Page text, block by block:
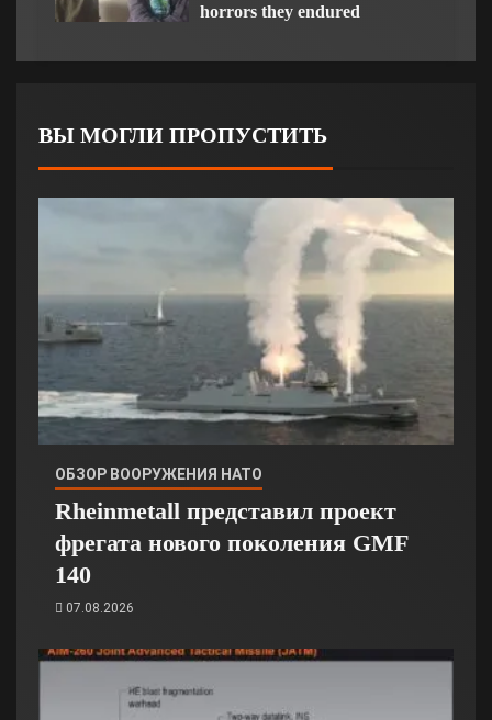
horrors they endured
ВЫ МОГЛИ ПРОПУСТИТЬ
ОБЗОР ВООРУЖЕНИЯ НАТО
Rheinmetall представил проект
фрегата нового поколения GMF
140
07.08.2026